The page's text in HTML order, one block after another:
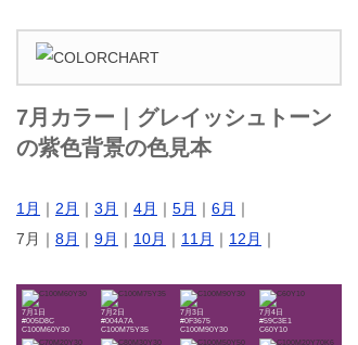
7月カラー｜グレイッシュトーン
の紫色背景の色見本
1月 ｜ 2月 ｜ 3月 ｜ 4月 ｜ 5月 ｜ 6月 ｜
7月｜ 8月 ｜ 9月 ｜ 10月 ｜ 11月 ｜ 12月 ｜
7月1日
#005D8C
C100M60Y30
7月2日
#004A7A
C100M75Y35
7月3日
#0F3675
C100M90Y30
7月4日
#59C3E1
C60Y10